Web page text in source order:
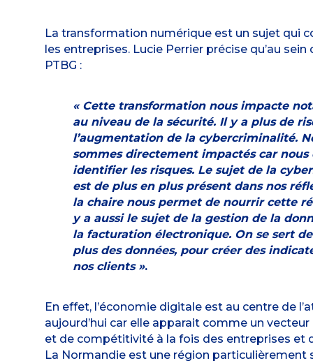
La transformation numérique est un sujet qui
les entreprises. Lucie Perrier précise qu’au sein
PTBG :
« Cette transformation nous impacte
au niveau de la sécurité. Il y a plus de
l’augmentation de la cybercriminalité.
sommes directement impactés car nous
identifier les risques. Le sujet de la
est de plus en plus présent dans nos
la chaire nous permet de nourrir cette
y a aussi le sujet de la gestion de la
la facturation électronique. On se sert
plus des données, pour créer des
nos clients ».
En effet, l’économie digitale est au centre de
aujourd’hui car elle apparait comme un
et de compétitivité à la fois des entreprises et
La Normandie est une région particulièrement